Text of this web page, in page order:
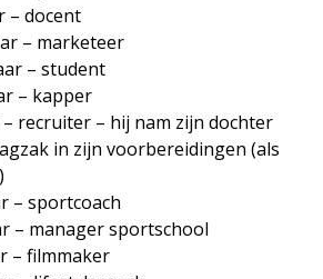
– docent
– marketeer
– student
– kapper
– recruiter – hij nam zijn dochter
in zijn voorbereidingen (als
– sportcoach
– manager sportschool
– filmmaker